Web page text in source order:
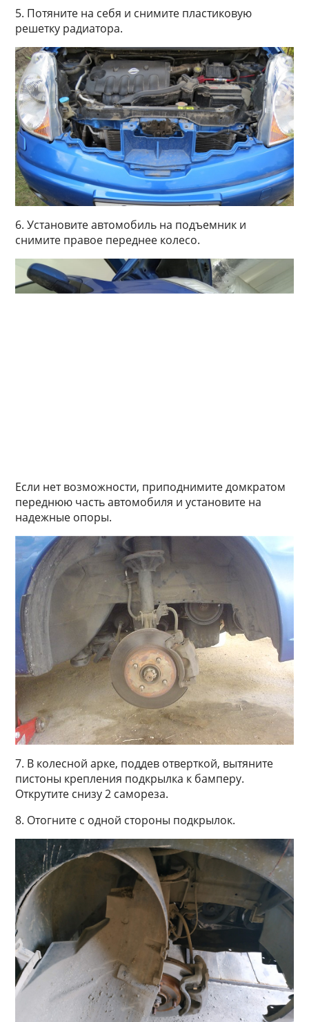
5. Потяните на себя и снимите пластиковую
решетку радиатора.
6. Установите автомобиль на подъемник и
снимите правое переднее колесо.
Если нет возможности, приподнимите домкратом
перед­нюю часть автомобиля и установите на
надеж­ные опоры.
7. В колесной арке, поддев отверт­кой, вытяните
пистоны крепле­ния подкрылка к бамперу.
Открутите снизу 2 самореза.
8. Отогните с одной стороны подкрылок.